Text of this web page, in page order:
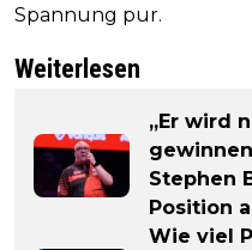
Spannung pur.
Weiterlesen
„Er wird
Stephen
Position
Wie viel